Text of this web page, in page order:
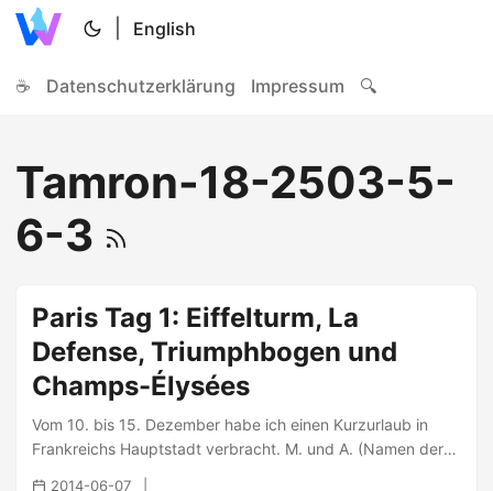
English
☕ Datenschutzerklärung Impressum 🔍
Tamron-18-2503-5-
6-3
Paris Tag 1: Eiffelturm, La
Defense, Triumphbogen und
Champs-Élysées
Vom 10. bis 15. Dezember habe ich einen Kurzurlaub in
Frankreichs Hauptstadt verbracht. M. und A. (Namen der
Redaktion bekannt) gewährten mir dankbarerweise
2014-06-07